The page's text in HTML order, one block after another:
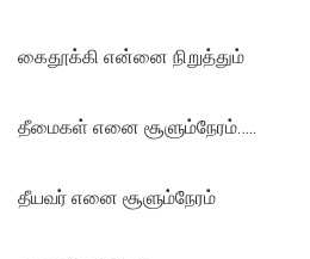
கைதூக்கி என்னை நிறுத்தும்
தீமைகள் எனை சூளும்நேரம்…..
தீயவர் எனை சூளும்நேரம்